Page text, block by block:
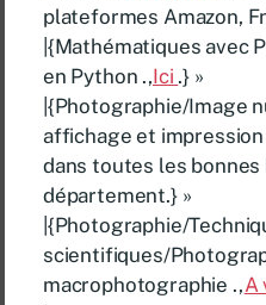
plateformes Amazon,
|{Mathématiques avec
en Python .,Ici .} »
|{Photographie/Image
affichage et impression
dans toutes les
département.} »
|{Photographie/
scientifiques/
macrophotographie .,A